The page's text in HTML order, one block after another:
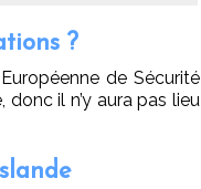
?
de Sécurité
donc il n’y aura pas lieu